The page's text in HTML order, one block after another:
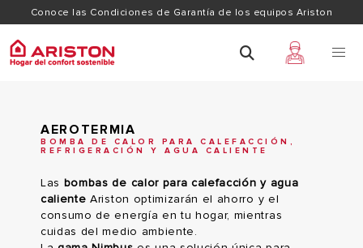
Conoce las Condiciones de Garantía de los equipos Ariston
AEROTERMIA
BOMBA DE CALOR PARA CALEFACCIÓN,
REFRIGERACIÓN Y AGUA CALIENTE
Las bombas de calor para calefacción y agua
caliente Ariston optimizarán el ahorro y el
consumo de energía en tu hogar, mientras
cuidas del medio ambiente.